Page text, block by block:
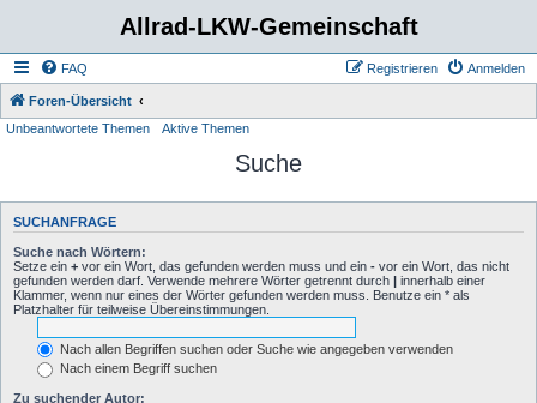
Allrad-LKW-Gemeinschaft
FAQ Anmelden
Registrieren
Foren-Übersicht
Unbeantwortete Themen
Aktive Themen
Suche
SUCHANFRAGE
Suche nach Wörtern:
Setze ein + vor ein Wort, das gefunden werden muss und ein - vor ein Wort, das nicht
gefunden werden darf. Verwende mehrere Wörter getrennt durch | innerhalb einer
Klammer, wenn nur eines der Wörter gefunden werden muss. Benutze ein * als
Platzhalter für teilweise Übereinstimmungen.
Nach allen Begriffen suchen oder Suche wie angegeben verwenden
Nach einem Begriff suchen
Zu suchender Autor: